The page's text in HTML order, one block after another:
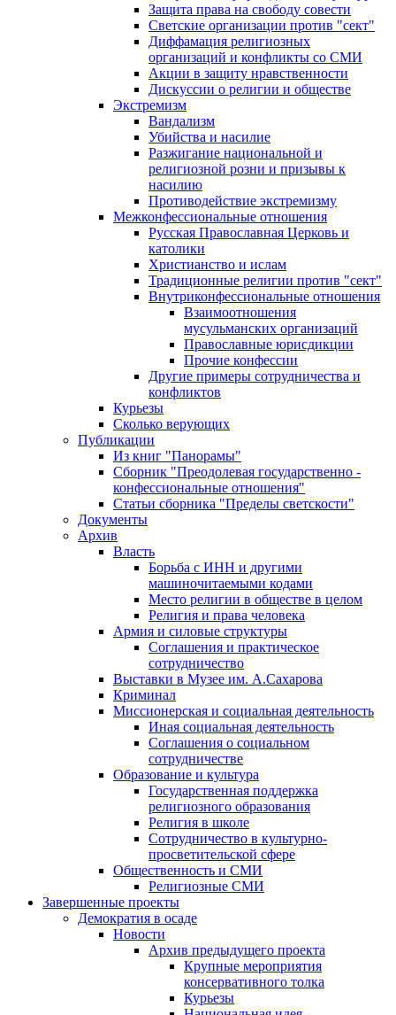
Защита права на свободу совести
Светские организации против "сект"
Диффамация религиозных
организаций и конфликты со СМИ
Акции в защиту нравственности
Дискуссии о религии и обществе
Экстремизм
Вандализм
Убийства и насилие
Разжигание национальной и
религиозной розни и призывы к
насилию
Противодействие экстремизму
Межконфессиональные отношения
Русская Православная Церковь и
католики
Христианство и ислам
Традиционные религии против "сект"
Внутриконфессиональные отношения
Взаимоотношения
мусульманских организаций
Православные юрисдикции
Прочие конфессии
Другие примеры сотрудничества и
конфликтов
Курьезы
Сколько верующих
Публикации
Из книг "Панорамы"
Сборник "Преодолевая государственно -
конфессиональные отношения"
Статьи сборника "Пределы светскости"
Документы
Архив
Власть
Борьба с ИНН и другими
машиночитаемыми кодами
Место религии в обществе в целом
Религия и права человека
Армия и силовые структуры
Соглашения и практическое
сотрудничество
Выставки в Музее им. А.Сахарова
Криминал
Миссионерская и социальная деятельность
Иная социальная деятельность
Соглашения о социальном
сотрудничестве
Образование и культура
Государственная поддержка
религиозного образования
Религия в школе
Сотрудничество в культурно-
просветительской сфере
Общественность и СМИ
Религиозные СМИ
Завершенные проекты
Демократия в осаде
Новости
Архив предыдущего проекта
Крупные мероприятия
консервативного толка
Курьезы